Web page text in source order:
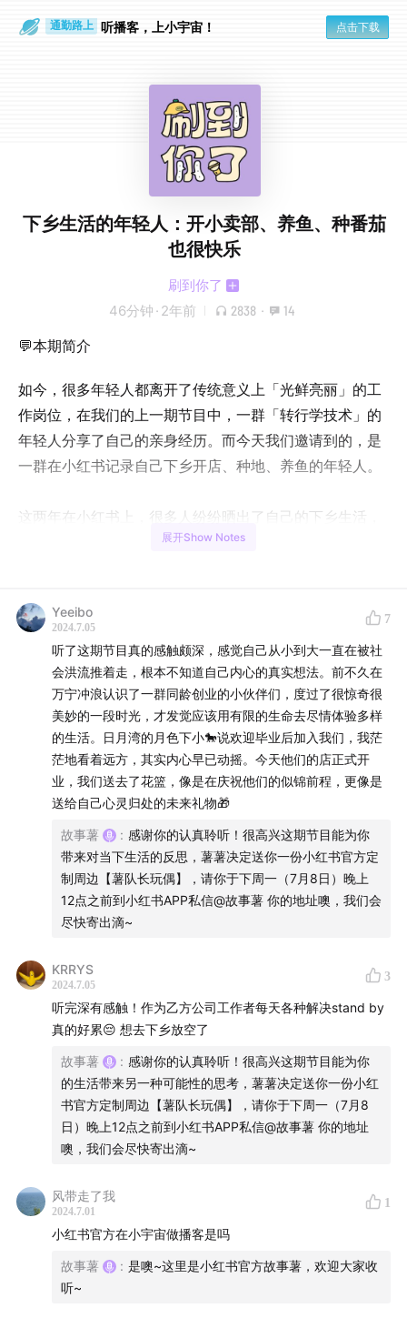
通勤路上 听播客，上小宇宙！ 点击下载
下乡生活的年轻人：开小卖部、养鱼、种番茄
也很快乐
刷到你了
46分钟 · 2年前 2838 · 14
💬本期简介
如今，很多年轻人都离开了传统意义上「光鲜亮丽」的工
作岗位，在我们的上一期节目中，一群「转行学技术」的
年轻人分享了自己的亲身经历。而今天我们邀请到的，是
一群在小红书记录自己下乡开店、种地、养鱼的年轻人。
这两年在小红书上，很多人纷纷晒出了自己的下乡生活，
他们主动选择去到农村开店、种地、躺平……小红书上关
城市大厂梦」，我们对于乡村生活的偏见也正在逐渐消
但是，下乡工作生活真的可行吗？他们后悔过吗？在「治
愈」和「宁静」的背后，乡村的真实生活又是怎样的呢？
【本期嘉宾】
诚诚在阿勒泰开小卖部
抓紧长长长呀
十口鱼
03:50 从大城市裸辞，我决定在新疆阿勒泰开一间小卖部
白雪、落日、妈妈的早餐、和爸爸出游，简直是梦中
生活单调、孤独寂寞、经济压力接踵而至
现实版《我的阿勒泰》张凤霞，月入1w+
兜里只剩1万，领着失业金，回农村躺平
我在家门口，折腾出一个绝美鱼池
展开Show Notes
Yeeibo
2024.7.05
7
听了这期节目真的感触颇深，感觉自己从小到大一直在被社
会洪流推着走，根本不知道自己内心的真实想法。前不久在
万宁冲浪认识了一群同龄创业的小伙伴们，度过了很惊奇很
美妙的一段时光，才发觉应该用有限的生命去尽情体验多样
的生活。日月湾的月色下小🐎说欢迎毕业后加入我们，我茫
茫地看着远方，其实内心早已动摇。今天他们的店正式开
业，我们送去了花篮，像是在庆祝他们的似锦前程，更像是
送给自己心灵归处的未来礼物🎁
故事薯 : 感谢你的认真聆听！很高兴这期节目能为你
带来对当下生活的反思，薯薯决定送你一份小红书官方定
制周边【薯队长玩偶】，请你于下周一（7月8日）晚上
12点之前到小红书APP私信@故事薯 你的地址噢，我们会
尽快寄出滴~
KRRYS
2024.7.05
3
听完深有感触！作为乙方公司工作者每天各种解决stand by
真的好累😔 想去下乡放空了
故事薯 : 感谢你的认真聆听！很高兴这期节目能为你
的生活带来另一种可能性的思考，薯薯决定送你一份小红
书官方定制周边【薯队长玩偶】，请你于下周一（7月8
日）晚上12点之前到小红书APP私信@故事薯 你的地址
噢，我们会尽快寄出滴~
风带走了我
2024.7.01
1
小红书官方在小宇宙做播客是吗
故事薯 : 是噢~这里是小红书官方故事薯，欢迎大家收
听~